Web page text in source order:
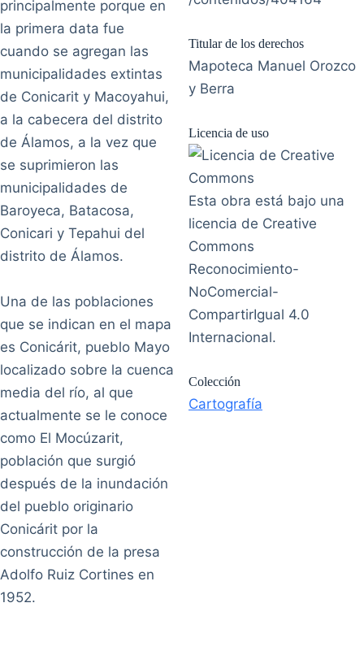
principalmente porque en
la primera data fue
cuando se agregan las
municipalidades extintas
de Conicarit y Macoyahui,
a la cabecera del distrito
de Álamos, a la vez que
se suprimieron las
municipalidades de
Baroyeca, Batacosa,
Conicari y Tepahui del
distrito de Álamos.
Una de las poblaciones
que se indican en el mapa
es Conicárit, pueblo Mayo
localizado sobre la cuenca
media del río, al que
actualmente se le conoce
como El Mocúzarit,
población que surgió
después de la inundación
del pueblo originario
Conicárit por la
construcción de la presa
Adolfo Ruiz Cortines en
1952.
Titular de los derechos
Mapoteca Manuel Orozco
y Berra
Licencia de uso
Esta obra está bajo una
licencia de Creative
Commons
Reconocimiento-
NoComercial-
CompartirIgual 4.0
Internacional.
Colección
Cartografía